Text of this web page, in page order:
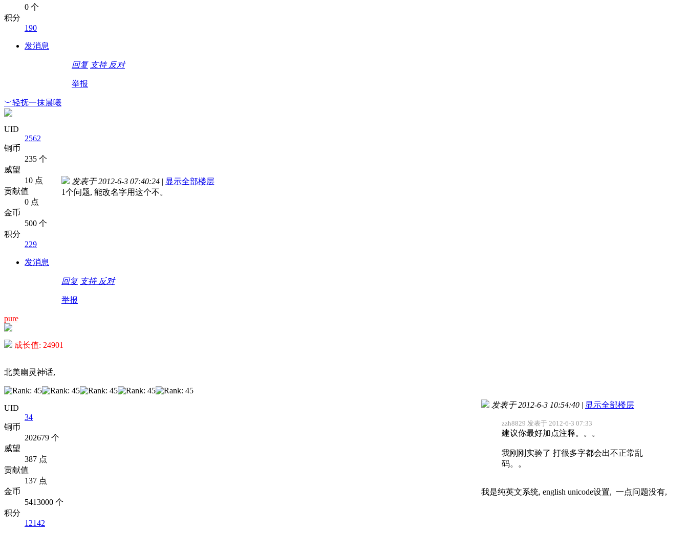
0 个
积分
190
发消息
回复 支持 反对
举报
︶轻抚一抹晨曦
UID
2562
铜币
235 个
威望
10 点
贡献值
0 点
金币
500 个
积分
229
发消息
发表于 2012-6-3 07:40:24 | 显示全部楼层
1个问题, 能改名字用这个不。
回复 支持 反对
举报
pure
成长值: 24901
北美幽灵神话,
UID
34
铜币
202679 个
威望
387 点
贡献值
137 点
金币
5413000 个
积分
12142
发表于 2012-6-3 10:54:40 | 显示全部楼层
zzh8829 发表于 2012-6-3 07:33
建议你最好加点注释。。。
我刚刚实验了 打很多字都会出不正常乱
码。。
我是纯英文系统, english unicode设置, 一点问题没有,